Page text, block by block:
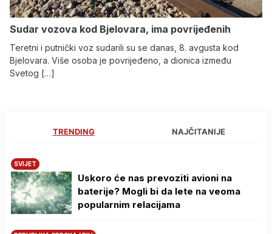
Sudar vozova kod Bjelovara, ima povrijeđenih
Teretni i putnički voz sudarili su se danas, 8. avgusta kod
Bjelovara. Više osoba je povrijeđeno, a dionica između
Svetog […]
TRENDING NAJČITANIJE
SVIJET
Uskoro će nas prevoziti avioni na
baterije? Mogli bi da lete na veoma
popularnim relacijama